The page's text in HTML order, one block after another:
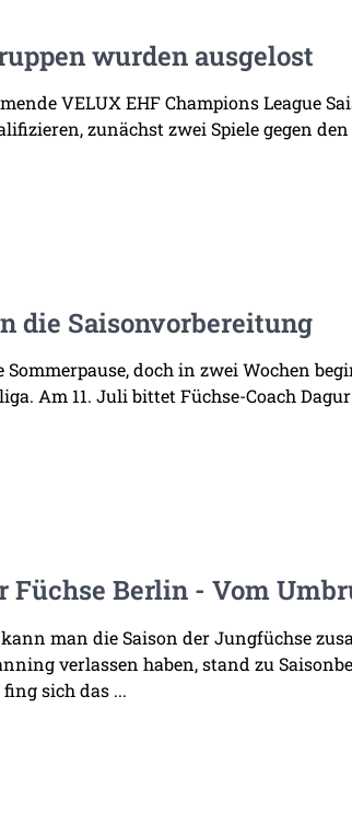
wurden ausgelost
VELUX EHF Champions League
zunächst zwei Spiele gegen
die Saisonvorbereitung
doch in zwei Wochen
Am 11. Juli bittet Füchse-Coach
Berlin - Vom
man die Saison der Jungfüchse
verlassen haben, stand zu
sich das ...